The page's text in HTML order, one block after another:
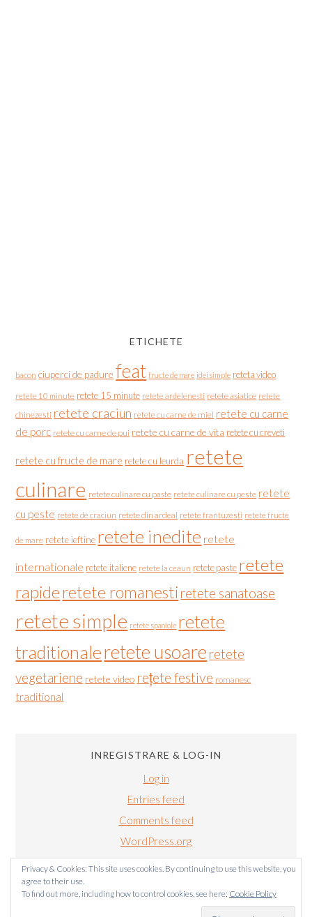
ETICHETE
bacon ciuperci de padure feat fructe de mare idei simple reteta video
retete 10 minute retete 15 minute retete ardelenesti retete asiatice retete
chinezesti retete craciun retete cu carne de miel retete cu carne
de porc retete cu carne de pui retete cu carne de vita retete cu creveti
retete cu fructe de mare retete cu leurda retete
culinare retete culinare cu paste retete culinare cu peste retete
cu peste retete de craciun retete din ardeal retete frantuzesti retete fructe
de mare retete ieftine retete inedite retete
internationale retete italiene retete la ceaun retete paste retete
rapideretete romanesti retete sanatoase
retete simple retete spaniole retete
traditionaleretete usoare retete
vegetariene retete video rețete festive romanesc
traditional
INREGISTRARE & LOG-IN
Log in
Entries feed
Comments feed
WordPress.org
Privacy & Cookies: This site uses cookies. By continuing to use this website, you
agree to their use.
To find out more, including how to control cookies, see here: Cookie Policy